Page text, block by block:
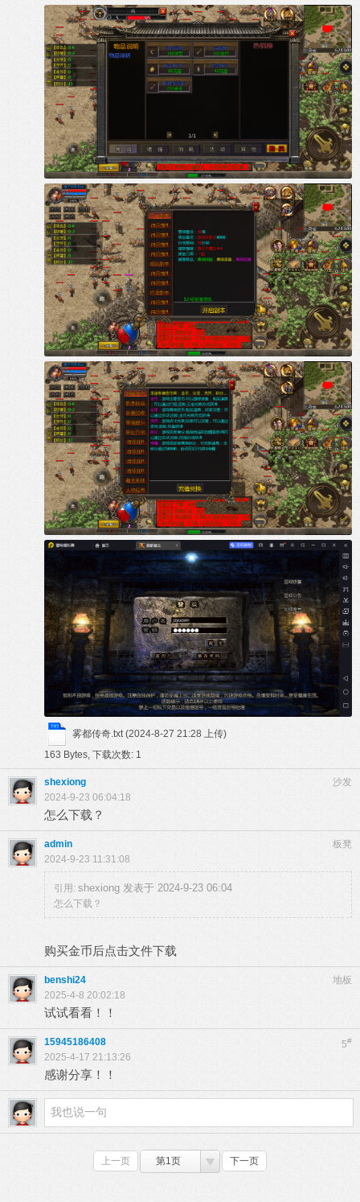
雾都传奇.txt (2024-8-27 21:28 上传)
163 Bytes, 下载次数: 1
沙发
shexiong
2024-9-23 06:04:18
怎么下载？
板凳
admin
2024-9-23 11:31:08
引用: shexiong 发表于 2024-9-23 06:04
怎么下载？
购买金币后点击文件下载
地板
benshi24
2025-4-8 20:02:18
试试看看！！
5#
15945186408
2025-4-17 21:13:26
感谢分享！！
上一页 第1页 下一页